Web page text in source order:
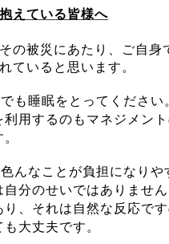
えている皆様へ
の被災にあたり、ご自身
ていると思います。
も睡眠をとってください
利用するのもマネジメン
んなことが負担になりや
自分のせいではありません
り、それは自然な反応で
も 大丈夫です。